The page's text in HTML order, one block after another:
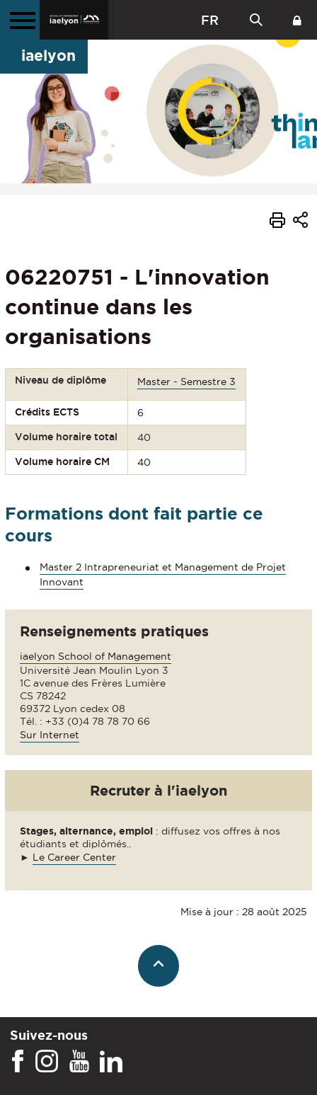
FR
iaelyon
06220751 - L'innovation
continue dans les
organisations
Niveau de diplôme Master - Semestre 3
Crédits ECTS 6
Volume horaire total 40
Volume horaire CM 40
Formations dont fait partie ce
cours
Master 2 Intrapreneuriat et Management de Projet
Innovant
Renseignements pratiques
iaelyon School of Management
Université Jean Moulin Lyon 3
1C avenue des Frères Lumière
CS 78242
69372 Lyon cedex 08
Tél. : +33 (0)4 78 78 70 66
Sur Internet
Recruter à l'iaelyon
Stages, alternance, emploi : diffusez vos offres à nos
étudiants et diplômés..
► Le Career Center
Mise à jour : 28 août 2025
Suivez-nous